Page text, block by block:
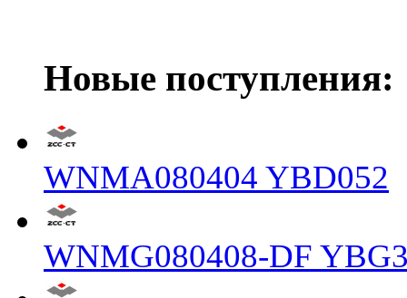
Новые поступления:
WNMA080404 YBD052
WNMG080408-DF